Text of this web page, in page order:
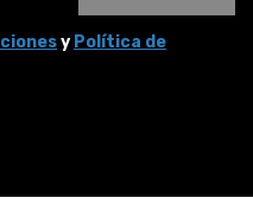
y Política de